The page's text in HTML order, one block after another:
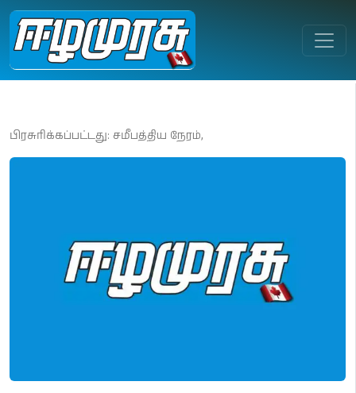
பிரசுரிக்கப்பட்டது: சமீபத்திய நேரம்,